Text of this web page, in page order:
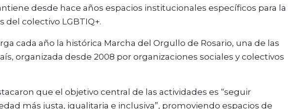
desde hace años espacios institucionales específicos para la
colectivo LGBTIQ+.
cada año la histórica Marcha del Orgullo de Rosario, una de las
organizada desde 2008 por organizaciones sociales y colectivos
que el objetivo central de las actividades es “seguir
más justa, igualitaria e inclusiva”, promoviendo espacios de